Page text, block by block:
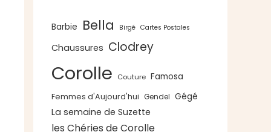
Barbie Bella Birgé Cartes Postales
Chaussures Clodrey
Corolle Couture Famosa
Femmes d'Aujourd'hui Gendel Gégé
La semaine de Suzette
les Chéries de Corolle